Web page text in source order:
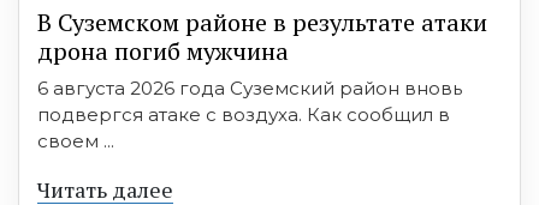
В Суземском районе в результате атаки
дрона погиб мужчина
6 августа 2026 года Суземский район вновь
подвергся атаке с воздуха. Как сообщил в
своем ...
Читать далее